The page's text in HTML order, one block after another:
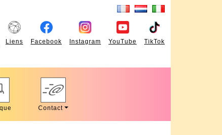
TikTok
YouTube
Instagram
Facebook
Liens
Contact